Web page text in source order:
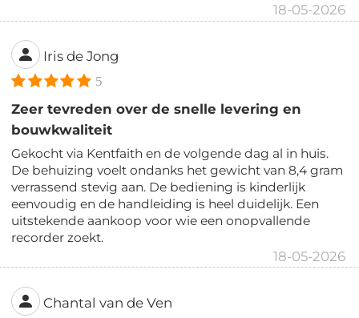
18-05-2026
Iris de Jong
5
Zeer tevreden over de snelle levering en
bouwkwaliteit
Gekocht via Kentfaith en de volgende dag al in huis.
De behuizing voelt ondanks het gewicht van 8,4 gram
verrassend stevig aan. De bediening is kinderlijk
eenvoudig en de handleiding is heel duidelijk. Een
uitstekende aankoop voor wie een onopvallende
recorder zoekt.
18-05-2026
Chantal van de Ven